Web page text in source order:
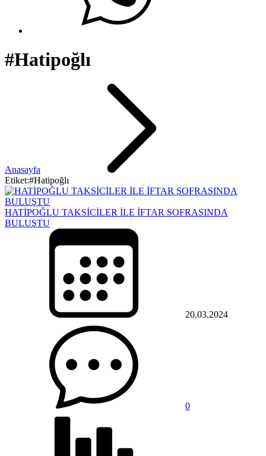
#Hatipoğlı
Anasayfa
Etiket:#Hatipoğlı
HATİPOĞLU TAKSİCİLER İLE İFTAR SOFRASINDA
BULUŞTU
20.03.2024
0